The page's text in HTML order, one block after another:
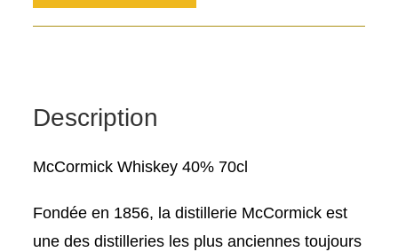
McCormick
Whiskey
Description
McCormick Whiskey 40% 70cl
Fondée en 1856, la distillerie McCormick est
une des distilleries les plus anciennes toujours